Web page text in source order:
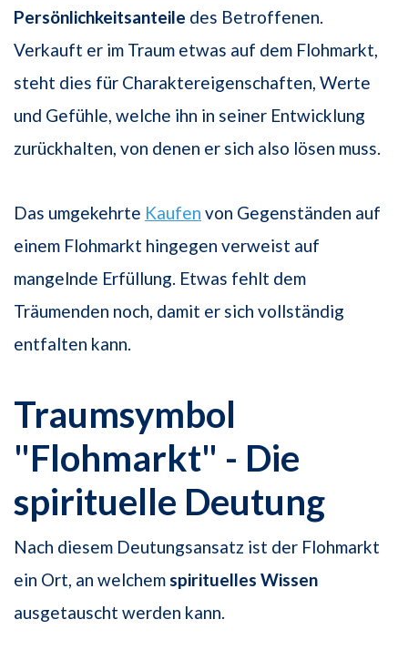
Persönlichkeitsanteile des Betroffenen.
Verkauft er im Traum etwas auf dem Flohmarkt,
steht dies für Charaktereigenschaften, Werte
und Gefühle, welche ihn in seiner Entwicklung
zurückhalten, von denen er sich also lösen muss.
Das umgekehrte Kaufen von Gegenständen auf
einem Flohmarkt hingegen verweist auf
mangelnde Erfüllung. Etwas fehlt dem
Träumenden noch, damit er sich vollständig
entfalten kann.
Traumsymbol
"Flohmarkt" - Die
spirituelle Deutung
Nach diesem Deutungsansatz ist der Flohmarkt
ein Ort, an welchemspirituelles Wissen
ausgetauscht werden kann.